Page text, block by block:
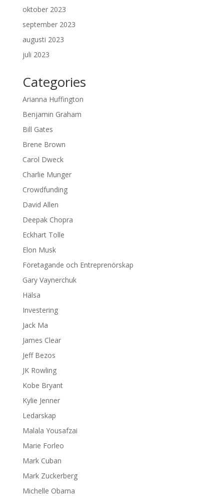
oktober 2023
september 2023
augusti 2023
juli 2023
Categories
Arianna Huffington
Benjamin Graham
Bill Gates
Brene Brown
Carol Dweck
Charlie Munger
Crowdfunding
David Allen
Deepak Chopra
Eckhart Tolle
Elon Musk
Företagande och Entreprenörskap
Gary Vaynerchuk
Hälsa
Investering
Jack Ma
James Clear
Jeff Bezos
JK Rowling
Kobe Bryant
Kylie Jenner
Ledarskap
Malala Yousafzai
Marie Forleo
Mark Cuban
Mark Zuckerberg
Michelle Obama